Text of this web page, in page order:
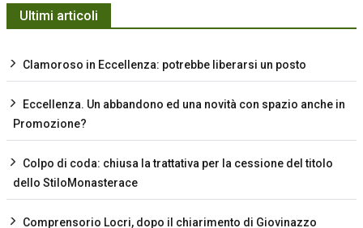
Ultimi articoli
Clamoroso in Eccellenza: potrebbe liberarsi un posto
Eccellenza. Un abbandono ed una novità con spazio anche in
Promozione?
Colpo di coda: chiusa la trattativa per la cessione del titolo
dello StiloMonasterace
Comprensorio Locri, dopo il chiarimento di Giovinazzo